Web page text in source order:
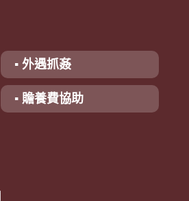
▪ 外遇抓姦
▪ 贍養費協助